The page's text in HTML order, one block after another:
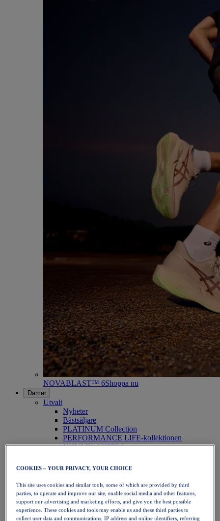
NOVABLAST™ 6Shoppa nu
Damer
Utvalt
Nyheter
Bästsäljare
PLATINUM Collection
PERFORMANCE LIFE-kollektionen
NOVABLAST™ 6
Löpning
Traillöpning
Tennis
Volleyboll
Handboll
Padel
Nätboll
COOKIES – YOUR PRIVACY, YOUR CHOICE
This site uses cookies and similar tools, some of which are provided by third
parties, to operate and improve our site, enable social media and other features,
support our advertising and marketing efforts, and give you the best possible
experience. These cookies and tools may enable us and these third parties to
collect user data and communications, IP address and online identifiers, referring